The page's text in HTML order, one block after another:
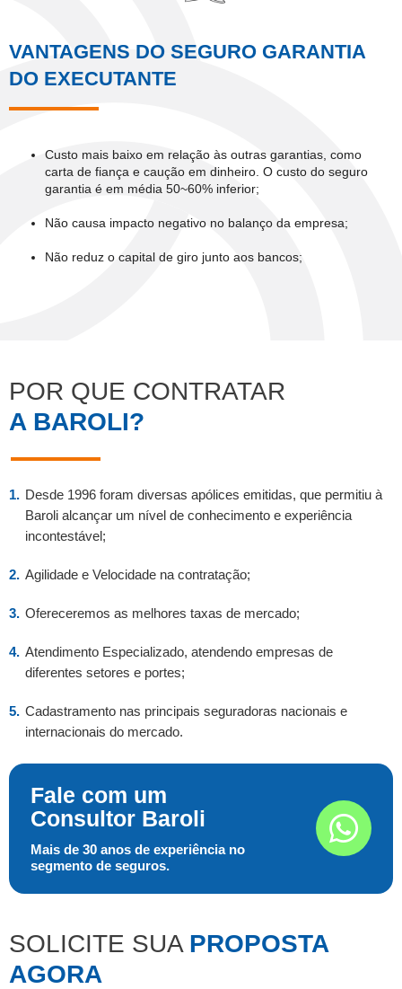
VANTAGENS DO SEGURO GARANTIA
DO EXECUTANTE
Custo mais baixo em relação às outras garantias, como
carta de fiança e caução em dinheiro. O custo do seguro
garantia é em média 50~60% inferior;
Não causa impacto negativo no balanço da empresa;
Não reduz o capital de giro junto aos bancos;
POR QUE CONTRATAR
A BAROLI?
Desde 1996 foram diversas apólices emitidas, que permitiu à
Baroli alcançar um nível de conhecimento e experiência
incontestável;
Agilidade e Velocidade na contratação;
Ofereceremos as melhores taxas de mercado;
Atendimento Especializado, atendendo empresas de
diferentes setores e portes;
Cadastramento nas principais seguradoras nacionais e
internacionais do mercado.
Fale com um
Consultor Baroli
Mais de 30 anos de experiência no
segmento de seguros.
SOLICITE SUA PROPOSTA
AGORA